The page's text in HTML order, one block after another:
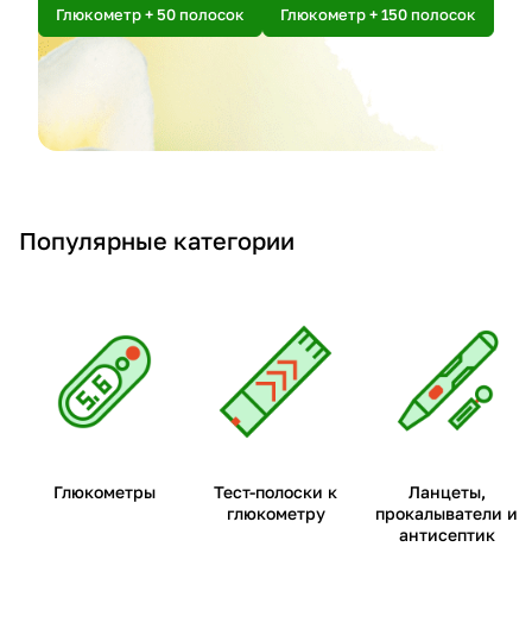
Глюкометр + 50 полосок Глюкометр + 150 полосок
Популярные категории
Глюкометры
Тест-полоски к
глюкометру
Ланцеты,
прокалыватели и
антисептик